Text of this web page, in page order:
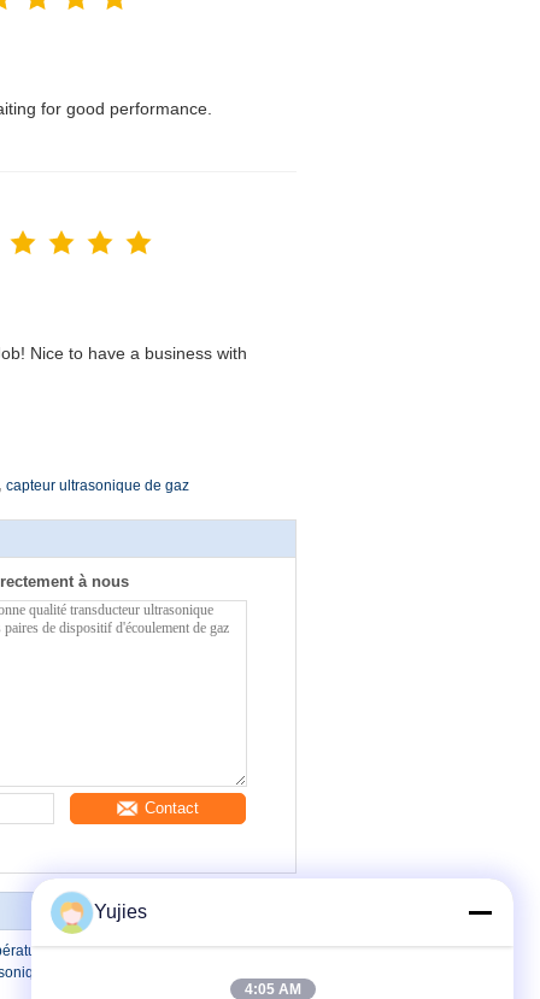
for good performance.
Nice to have a business with
capteur ultrasonique de gaz
à nous
Contact
de fonctionnement large de
du dispositif 200KHz
Yujies
4:05 AM